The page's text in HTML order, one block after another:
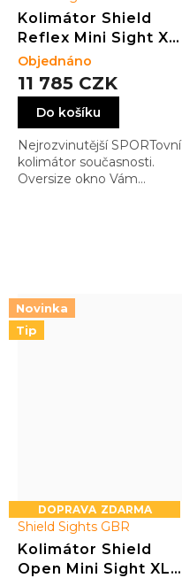
Kolimátor Shield
Reflex Mini Sight XL
(RMSX) GLASS
edition 4MOA Dot
(3.25MOA) SILVER
11 785 CZK
Do košíku
Nejrozvinutější SPORTovní
kolimátor současnosti.
Oversize okno Vám
Objednáno
Novinka
Tip
ZDARMA
Shield Sights GBR
Kolimátor Shield
Open Mini Sight XL